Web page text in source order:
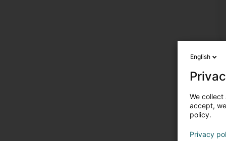
English
We
accept,
policy.
Privacy